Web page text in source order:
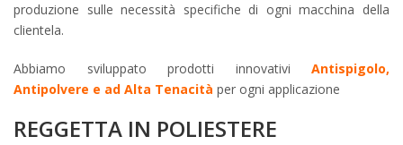
produzione sulle necessità specifiche di ogni macchina della
clientela.
Abbiamo sviluppato prodotti innovativi Antispigolo,
Antipolvere e ad Alta Tenacità per ogni applicazione
REGGETTA IN POLIESTERE